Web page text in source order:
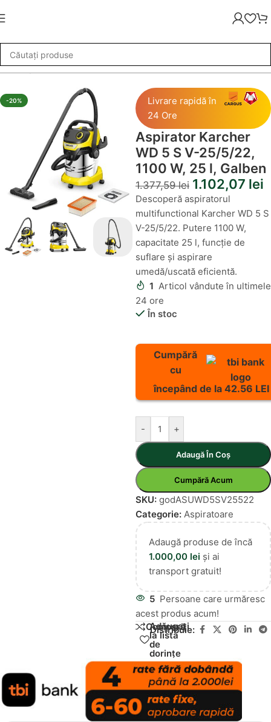
»Aspirator Karcher WD 5 S V-25/5/22, 1100 W, 25 l, Galben
-20%
Livrare rapidă în
24 Ore
Aspirator Karcher
WD 5 S V-25/5/22,
1100 W, 25 l, Galben
1.377,59lei 1.102,07 lei
Descoperă aspiratorul
multifunctional Karcher WD 5 S
V-25/5/22. Putere 1100 W,
capacitate 25 l, funcție de
suflare și aspirare
umedă/uscată eficientă.
1 Articol vândute în ultimele
24 ore
În stoc
Cumpără
cu
începând de la 42.56 LEI
- +
Adaugă În Coș
Cumpără Acum
SKU: godASUWD5SV25522
Categorie: Aspiratoare
Adaugă produse de încă
1.000,00 lei și ai
transport gratuit!
5 Persoane care urmăresc
acest produs acum!
Compară
Adăugați
la lista
de
dorințe
Distribuie: